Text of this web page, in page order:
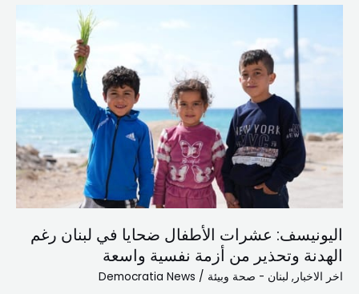
اليونيسف: عشرات الأطفال ضحايا في لبنان رغم
الهدنة وتحذير من أزمة نفسية واسعة
اخر الاخبار, لبنان - صحة وبيئة /
Democratia News
لبنان
رغم
الهدنة
وتحذير
نفسية
واسعة